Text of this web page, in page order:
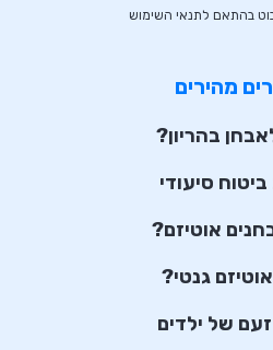
בהתאם לתנאי השימוש
מהירים
בהריון?
סיעודי
אוטיזם?
גנטי?
של ילדים